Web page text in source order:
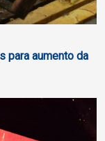
para aumento da